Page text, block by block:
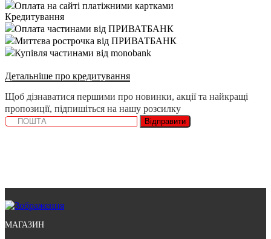
Оплата на сайті платіжними картками
Кредитування
Оплата частинами від ПРИВАТБАНК
Миттєва рострочка від ПРИВАТБАНК
Купівля частинами від monobank
Детальніше про кредитування
Щоб дізнаватися першими про новинки, акції та найкращі
пропозиції, підпишіться на нашу розсилку
Відправити
МАГАЗИН